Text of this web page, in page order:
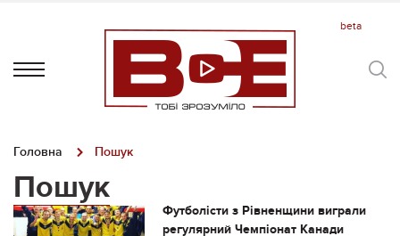
Головна Пошук
Пошук
Футболісти з Рівненщини виграли
регулярний Чемпіонат Канади